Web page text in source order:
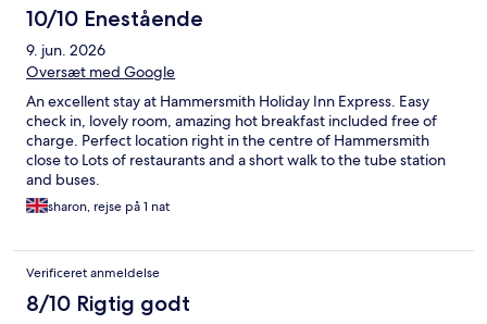
10/10 Enestående
9. jun. 2026
Oversæt med Google
An excellent stay at Hammersmith Holiday Inn Express. Easy
check in, lovely room, amazing hot breakfast included free of
charge. Perfect location right in the centre of Hammersmith
close to Lots of restaurants and a short walk to the tube station
and buses.
sharon, rejse på 1 nat
Verificeret anmeldelse
8/10 Rigtig godt